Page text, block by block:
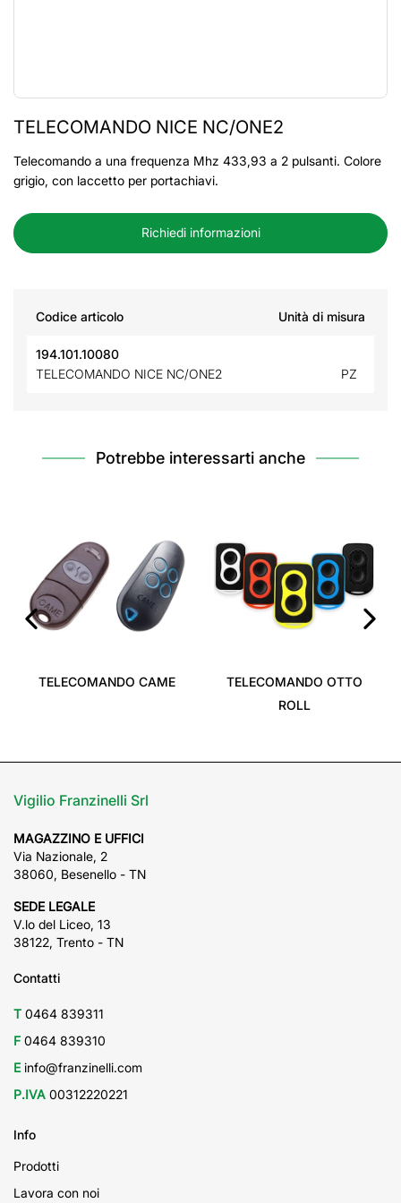
TELECOMANDO NICE NC/ONE2
Telecomando a una frequenza Mhz 433,93 a 2 pulsanti. Colore
grigio, con laccetto per portachiavi.
Richiedi informazioni
Codice articolo Unità di misura
194.101.10080
TELECOMANDO NICE NC/ONE2
PZ
Potrebbe interessarti anche
TELECOMANDO CAME
TELECOMANDO OTTO
ROLL
Vigilio Franzinelli Srl
MAGAZZINO E UFFICI
Via Nazionale, 2
38060, Besenello - TN
SEDE LEGALE
V.lo del Liceo, 13
38122, Trento - TN
Contatti
T 0464 839311
F 0464 839310
E info@franzinelli.com
P.IVA 00312220221
Info
Prodotti
Lavora con noi